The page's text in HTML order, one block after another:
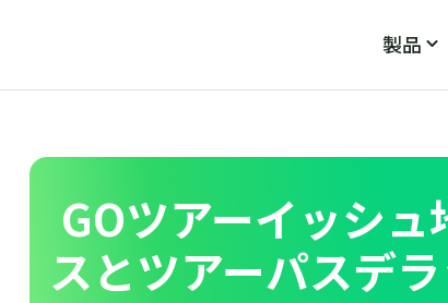
製品
報変更アプリ ポケモンGOのGPS不具合を
GOツアーイッシ
スとツアーパスデ